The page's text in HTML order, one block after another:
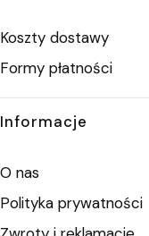
Koszty dostawy
Formy płatności
Informacje
O nas
Polityka prywatności